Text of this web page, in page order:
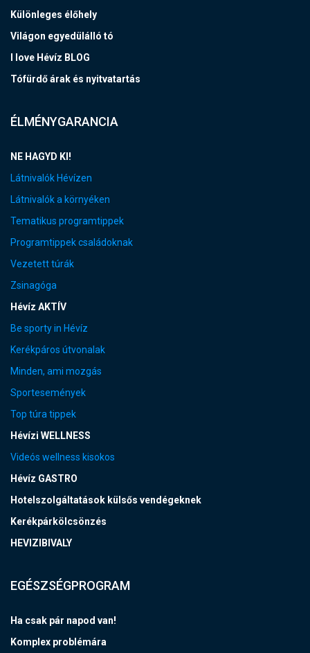
Különleges élőhely
Világon egyedülálló tó
I love Hévíz BLOG
Tófürdő árak és nyitvatartás
ÉLMÉNYGARANCIA
NE HAGYD KI!
Látnivalók Hévízen
Látnivalók a környéken
Tematikus programtippek
Programtippek családoknak
Vezetett túrák
Zsinagóga
Hévíz AKTÍV
Be sporty in Hévíz
Kerékpáros útvonalak
Minden, ami mozgás
Sportesemények
Top túra tippek
Hévízi WELLNESS
Videós wellness kisokos
Hévíz GASTRO
Hotelszolgáltatások külsős vendégeknek
Kerékpárkölcsönzés
HEVIZIBIVALY
EGÉSZSÉGPROGRAM
Ha csak pár napod van!
Komplex problémára